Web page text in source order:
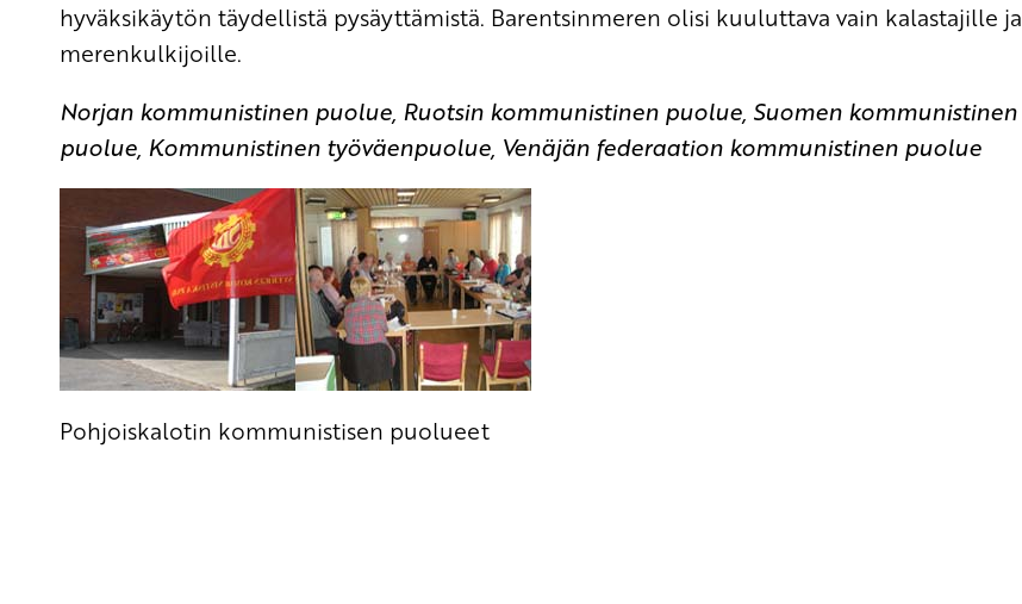
hyväksikäytön täydellistä pysäyttämistä. Barentsinmeren olisi kuuluttava vain kalastajille ja
merenkulkijoille.
Norjan kommunistinen puolue, Ruotsin kommunistinen puolue, Suomen kommunistinen
puolue, Kommunistinen työväenpuolue, Venäjän federaation kommunistinen puolue
Pohjoiskalotin kommunistisen puolueet